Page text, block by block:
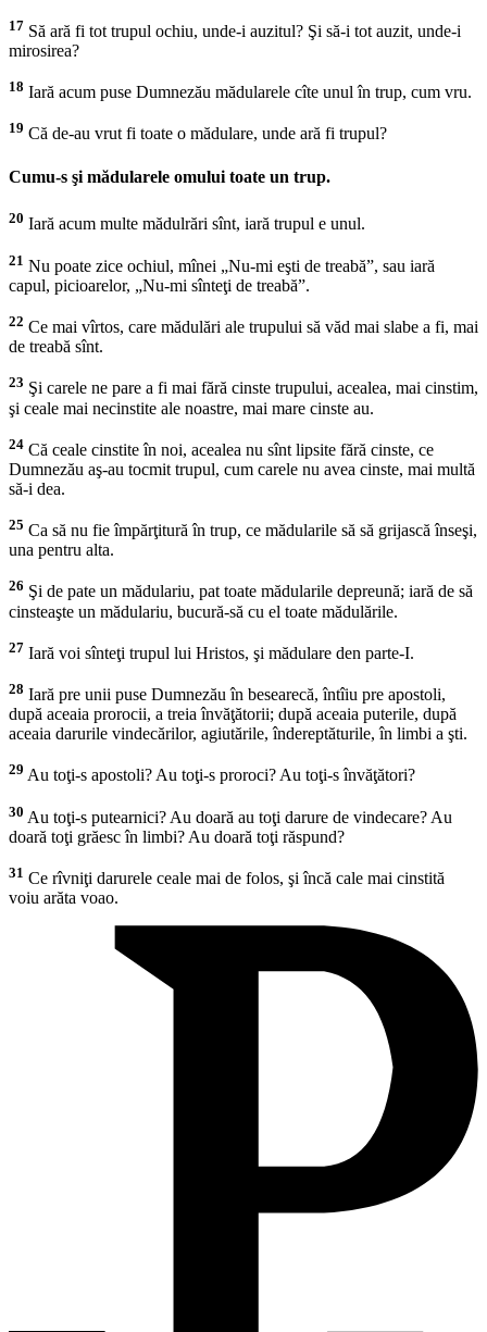
17 Să ară fi tot trupul ochiu, unde-i auzitul? Şi să-i tot auzit, unde-i
mirosirea?
18 Iară acum puse Dumnezău mădularele cîte unul în trup, cum vru.
19 Că de-au vrut fi toate o mădulare, unde ară fi trupul?
Cumu-s şi mădularele omului toate un trup.
20 Iară acum multe mădulrări sînt, iară trupul e unul.
21 Nu poate zice ochiul, mînei „Nu-mi eşti de treabă”, sau iară
capul, picioarelor, „Nu-mi sînteţi de treabă”.
22 Ce mai vîrtos, care mădulări ale trupului să văd mai slabe a fi, mai
de treabă sînt.
23 Şi carele ne pare a fi mai fără cinste trupului, acealea, mai cinstim,
şi ceale mai necinstite ale noastre, mai mare cinste au.
24 Că ceale cinstite în noi, acealea nu sînt lipsite fără cinste, ce
Dumnezău aş-au tocmit trupul, cum carele nu avea cinste, mai multă
să-i dea.
25 Ca să nu fie împărţitură în trup, ce mădularile să să grijască înseşi,
una pentru alta.
26 Şi de pate un mădulariu, pat toate mădularile depreună; iară de să
cinsteaşte un mădulariu, bucură-să cu el toate mădulările.
27 Iară voi sînteţi trupul lui Hristos, şi mădulare den parte-I.
28 Iară pre unii puse Dumnezău în besearecă, întîiu pre apostoli,
după aceaia prorocii, a treia învăţătorii; după aceaia puterile, după
aceaia darurile vindecărilor, agiutările, îndereptăturile, în limbi a şti.
29 Au toţi-s apostoli? Au toţi-s proroci? Au toţi-s învăţători?
30 Au toţi-s putearnici? Au doară au toţi darure de vindecare? Au
doară toţi grăesc în limbi? Au doară toţi răspund?
31 Ce rîvniţi darurele ceale mai de folos, şi încă cale mai cinstită
voiu arăta voao.